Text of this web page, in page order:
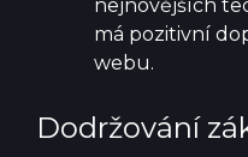
nejnovějších
má pozitivní
webu.
Dodržování